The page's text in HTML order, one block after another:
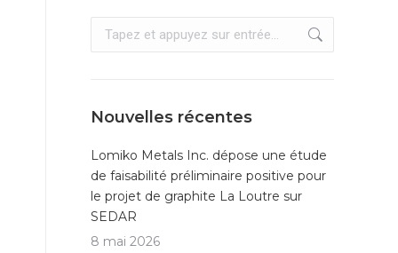
Recherche
Nouvelles récentes
Lomiko Metals Inc. dépose une étude
de faisabilité préliminaire positive pour
le projet de graphite La Loutre sur
SEDAR
8 mai 2026